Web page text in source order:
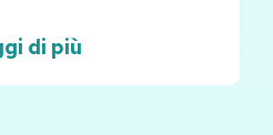
di più